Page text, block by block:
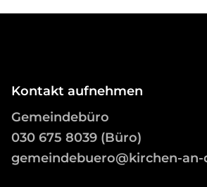
Kontakt aufnehmen
Gemeindebüro
030 675 8039 (Büro)
gemeindebuero@kirchen-